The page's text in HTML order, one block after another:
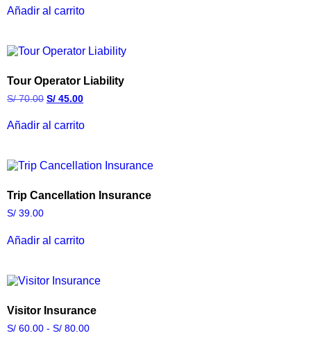
Añadir al carrito
Tour Operator Liability
S/70.00 S/ 45.00
Añadir al carrito
Trip Cancellation Insurance
S/ 39.00
Añadir al carrito
Visitor Insurance
S/ 60.00 - S/ 80.00